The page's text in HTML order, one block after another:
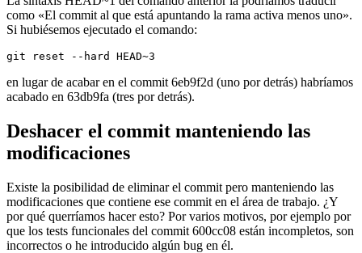
como «El commit al que está apuntando la rama activa menos uno».
Si hubiésemos ejecutado el comando:
git reset --hard HEAD~3
en lugar de acabar en el commit 6eb9f2d (uno por detrás) habríamos
acabado en 63db9fa (tres por detrás).
Deshacer el commit manteniendo las
modificaciones
Existe la posibilidad de eliminar el commit pero manteniendo las
modificaciones que contiene ese commit en el área de trabajo. ¿Y
por qué querríamos hacer esto? Por varios motivos, por ejemplo por
que los tests funcionales del commit 600cc08 están incompletos, son
incorrectos o he introducido algún bug en él.